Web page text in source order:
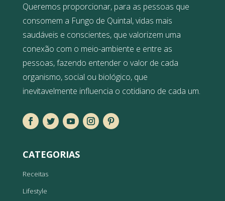
Queremos proporcionar, para as pessoas que
consomem a Fungo de Quintal, vidas mais
saudáveis e conscientes, que valorizem uma
conexão com o meio-ambiente e entre as
pessoas, fazendo entender o valor de cada
organismo, social ou biológico, que
inevitavelmente influencia o cotidiano de cada um.
CATEGORIAS
Receitas
Lifestyle